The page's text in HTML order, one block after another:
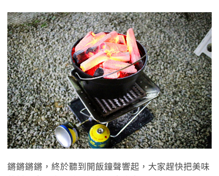
鏘鏘鏘鏘，終於聽到開飯鐘聲響起，大家趕快把美味